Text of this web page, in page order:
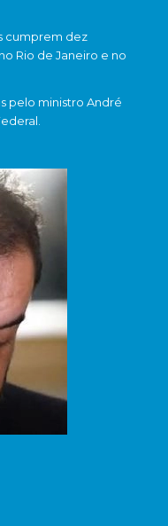
cumprem dez
Rio de Janeiro e no
pelo ministro André